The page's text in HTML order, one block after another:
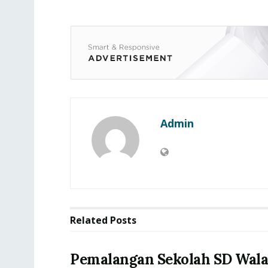
Admin
Related Posts
Pemalangan Sekolah SD